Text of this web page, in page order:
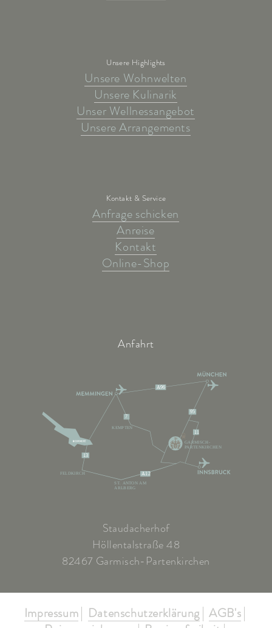
Unsere Highlights
Unsere Wohnwelten
Unsere Kulinarik
Unser Wellnessangebot
Unsere Arrangements
Kontakt & Service
Anfrage schicken
Anreise
Kontakt
Online-Shop
Anfahrt
A96
95
11
7
A12
13
KEMPTEN
ST. ANTON AM
ARLBERG
FELDKIRCH
GARMISCH-
PARTENKIRCHEN
Staudacherhof
Höllentalstraße 48
82467 Garmisch-Partenkirchen
Impressum Datenschutzerklärung
AGB's